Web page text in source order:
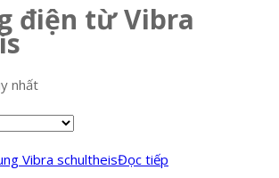
điện từ Vibra
nhất
Đọc tiếp